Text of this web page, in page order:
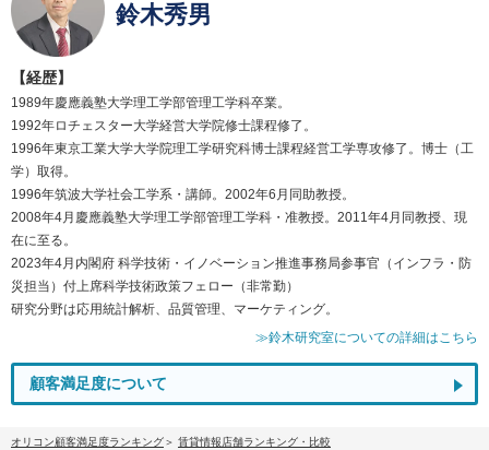
鈴木秀男
【経歴】
1989年慶應義塾大学理工学部管理工学科卒業。
1992年ロチェスター大学経営大学院修士課程修了。
1996年東京工業大学大学院理工学研究科博士課程経営工学専攻修了。博士（工
学）取得。
1996年筑波大学社会工学系・講師。2002年6月同助教授。
2008年4月慶應義塾大学理工学部管理工学科・准教授。2011年4月同教授、現
在に至る。
2023年4月内閣府 科学技術・イノベーション推進事務局参事官（インフラ・防
災担当）付上席科学技術政策フェロー（非常勤）
研究分野は応用統計解析、品質管理、マーケティング。
≫鈴木研究室についての詳細はこちら
顧客満足度について
オリコン顧客満足度ランキング
賃貸情報店舗ランキング・比較